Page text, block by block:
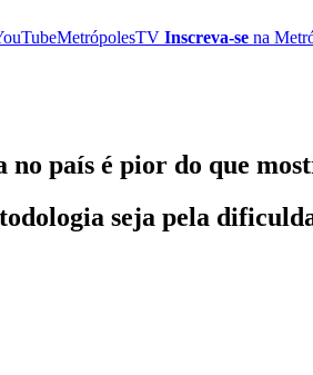
MetrópolesTV Inscreva-se na
país é pior do que
seja pela